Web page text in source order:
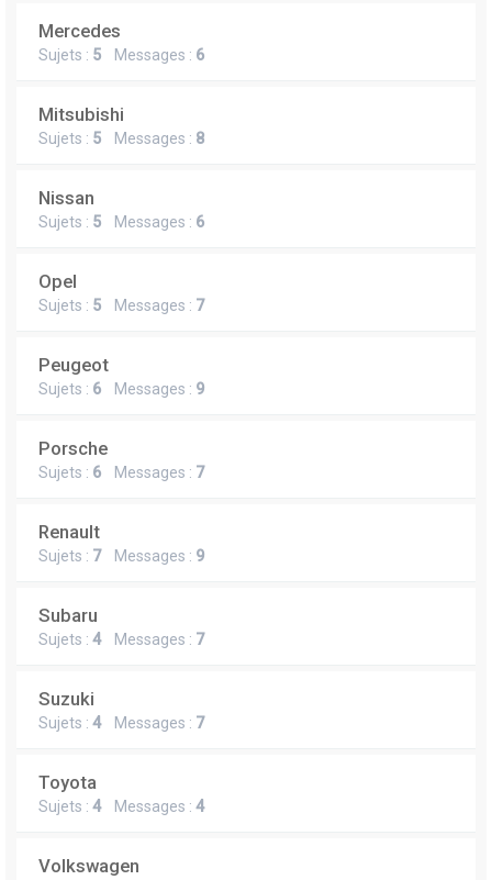
Mercedes
Sujets : 5 Messages : 6
Mitsubishi
Sujets : 5 Messages : 8
Nissan
Sujets : 5 Messages : 6
Opel
Sujets : 5 Messages : 7
Peugeot
Sujets : 6 Messages : 9
Porsche
Sujets : 6 Messages : 7
Renault
Sujets : 7Messages : 9
Subaru
Sujets : 4Messages : 7
Suzuki
Sujets : 4Messages : 7
Toyota
Sujets : 4Messages : 4
Volkswagen